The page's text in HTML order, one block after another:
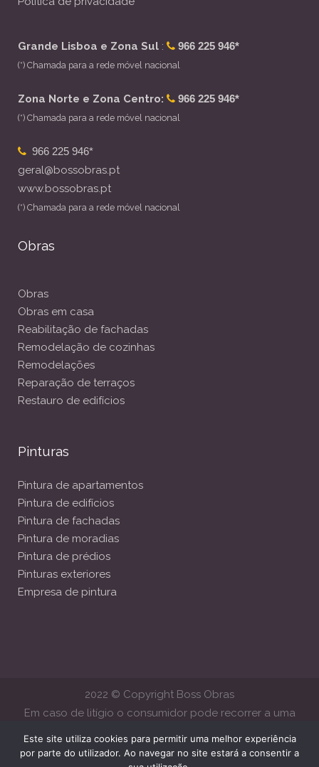
Grande Lisboa e Zona Sul : 966 225 946*
(*) Chamada para a rede móvel nacional
Zona Norte e Zona Centro: 966 225 946*
(*) Chamada para a rede móvel nacional
966 225 946*
geral@bossobras.pt
www.bossobras.pt
(*) Chamada para a rede móvel nacional
Obras
Obras
Obras em casa
Reabilitação de fachadas
Remodelação de cozinhas
Remodelações
Reparação de terraços
Restauro de edifícios
Pinturas
Pintura de apartamentos
Pintura de edifícios
Pintura de fachadas
Pintura de moradias
Pintura de prédios
Pinturas exteriores
Empresa de pintura
2022 © Copyright Boss Obras
Em caso de litígio o consumidor pode recorrer a uma
Centro de Arbitragem de Conflitos de Consumo de Lisboa
Este site utiliza cookies para permitir uma melhor experiência
por parte do utilizador. Ao navegar no site estará a consentir a